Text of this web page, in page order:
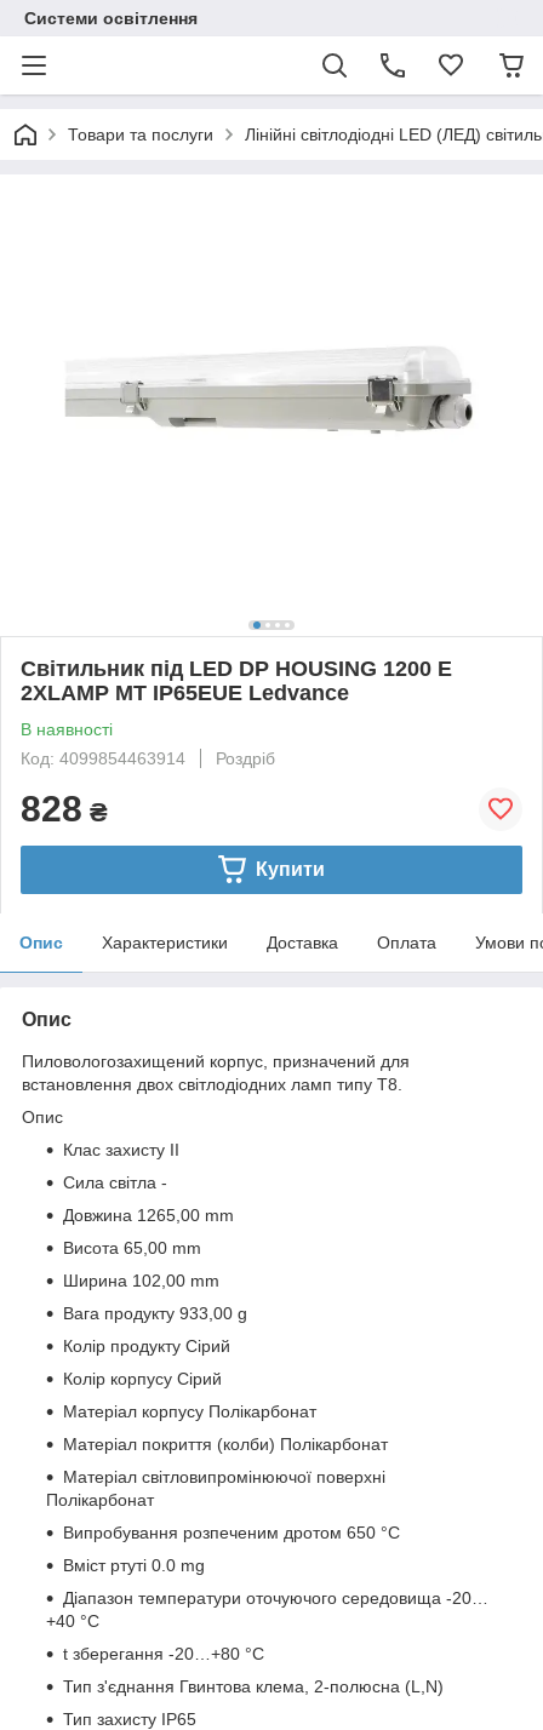
Системи освітлення
Товари та послуги Лінійні світлодіодні LED (ЛЕД)
Світильник під LED DP HOUSING 1200 E
2XLAMP MT IP65EUE Ledvance
В наявності
Код: 4099854463914
Роздріб
828 ₴
Купити
Опис Характеристики Доставка Оплата Умови
Опис
Пиловологозахищений корпус, призначений для
встановлення двох світлодіодних ламп типу T8.
Опис
Клас захисту II
Сила світла -
Довжина 1265,00 mm
Висота 65,00 mm
Ширина 102,00 mm
Вага продукту 933,00 g
Колір продукту Сірий
Колір корпусу Сірий
Матеріал корпусу Полікарбонат
Матеріал покриття (колби) Полікарбонат
Матеріал світловипромінюючої поверхні
Полікарбонат
Випробування розпеченим дротом 650 °C
Вміст ртуті 0.0 mg
Діапазон температури оточуючого середовища -20…
+40 °C
t зберегання -20…+80 °C
Тип з'єднання Гвинтова клема, 2-полюсна (L,N)
Тип захисту IP65